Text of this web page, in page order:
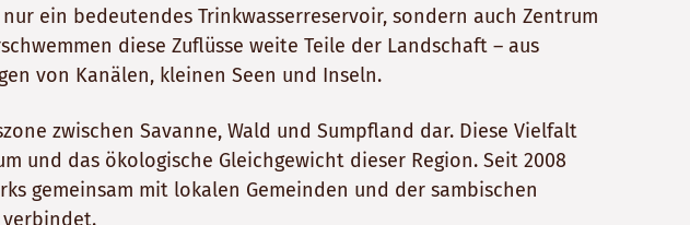
ein bedeutendes Trinkwasserreservoir, sondern auch Zentrum
diese Zuflüsse weite Teile der Landschaft – aus
von Kanälen, kleinen Seen und Inseln.
zwischen Savanne, Wald und Sumpfland dar. Diese Vielfalt
und das ökologische Gleichgewicht dieser Region. Seit 2008
gemeinsam mit lokalen Gemeinden und der sambischen
verbindet.